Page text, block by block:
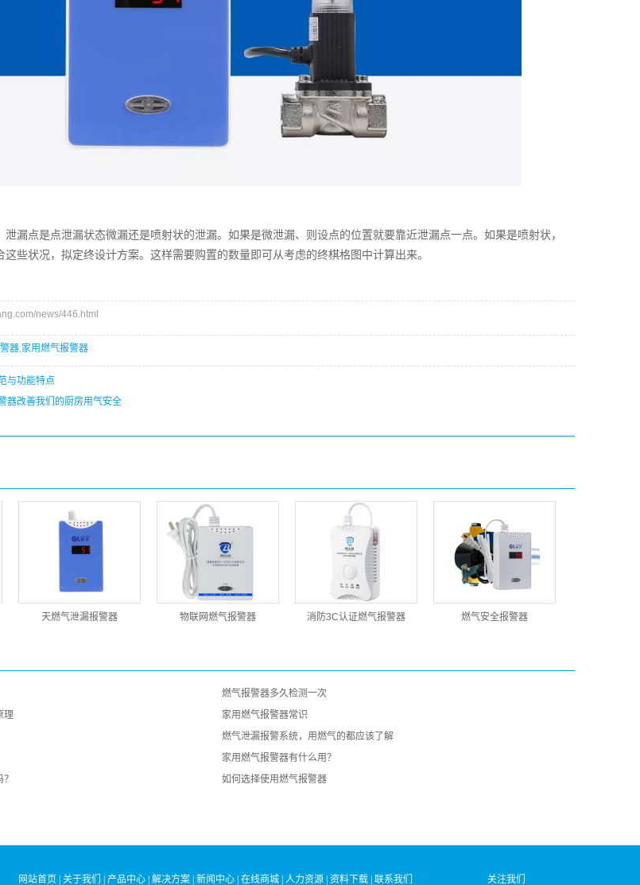
泄漏点是点泄漏状态微漏还是喷射状的泄漏。如果是微泄漏、则设点的位置就要靠近泄漏点一点。如果是喷射状，
些状况，拟定终设计方案。这样需要购置的数量即可从考虑的终棋格图中计算出来。
news/446.html
器,家用燃气报警器
与功能特点
器改善我们的厨房用气安全
天燃气泄漏报警器 物联网燃气报警器 消防3C认证燃气报警器 燃气安全报警器
燃气报警器多久检测一次
理
家用燃气报警器常识
燃气泄漏报警系统，用燃气的都应该了解
家用燃气报警器有什么用？
如何选择使用燃气报警器
网站首页 关于我们 产品中心 解决方案 新闻中心 在线商城 人力资源 资料下载 联系我们 关注我们